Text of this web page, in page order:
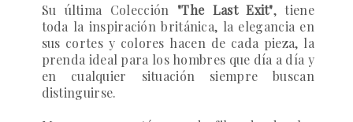
Su última Colección "The Last Exit", tiene
toda la inspiración británica, la elegancia en
sus cortes y colores hacen de cada pieza, la
prenda ideal para los hombres que día a día y
en cualquier situación siempre buscan
distinguirse.